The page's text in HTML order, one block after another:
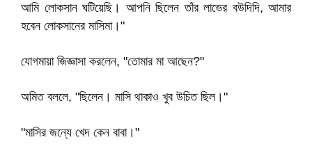
আমি লোকসান ঘটিয়েছি। আপনি ছিলেন তাঁর লাভের বউদিদি, আমার
হবেন লোকসানের মাসিমা।"
যোগমায়া জিজ্ঞাসা করলেন, "তোমার মা আছেন?"
অমিত বললে, "ছিলেন। মাসি থাকাও খুব উচিত ছিল।"
"মাসির জন্যে খেদ কেন বাবা।"